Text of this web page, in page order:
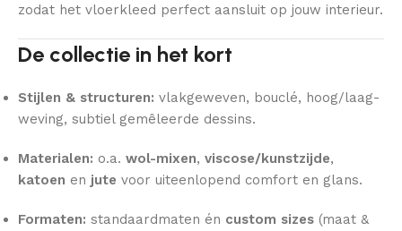
zodat het vloerkleed perfect aansluit op jouw interieur.
De collectie in het kort
Stijlen & structuren: vlakgeweven, bouclé, hoog/laag-
weving, subtiel gemêleerde dessins.
Materialen: o.a. wol-mixen, viscose/kunstzijde,
katoen en jute voor uiteenlopend comfort en glans.
Formaten: standaardmaten én custom sizes (maat &